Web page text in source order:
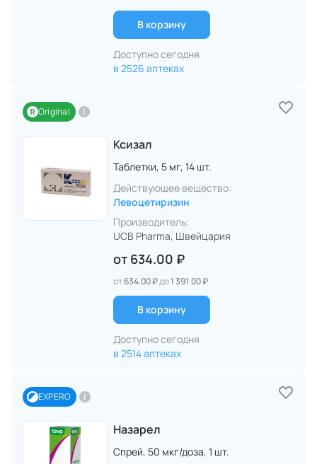
В корзину
Доступно сегодня
в 2526 аптеках
Original
Ксизал
Таблетки, 5 мг, 14 шт.
Действующее вещество:
Левоцетиризин
Производитель:
UCB Pharma, Швейцария
от 634.00 ₽
от634.00 ₽до1 391.00 ₽
В корзину
Доступно сегодня
в 2514 аптеках
EXPERO
Назарел
Спрей, 50 мкг/доза, 1 шт.